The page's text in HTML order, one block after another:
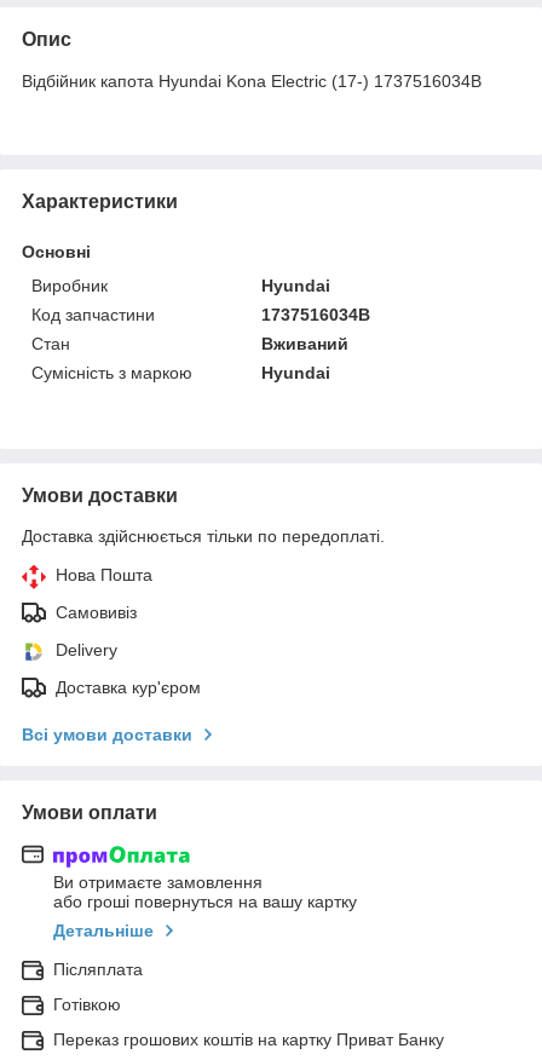
Опис
Відбійник капота Hyundai Kona Electric (17-) 1737516034B
Характеристики
Основні
Виробник
Hyundai
Код запчастини
1737516034B
Стан
Вживаний
Сумісність з маркою
Hyundai
Умови доставки
Доставка здійснюється тільки по передоплаті.
Нова Пошта
Самовивіз
Delivery
Доставка кур'єром
Всі умови доставки
Умови оплати
Ви отримаєте замовлення
або гроші повернуться на вашу картку
Детальніше
Післяплата
Готівкою
Переказ грошових коштів на картку Приват Банку